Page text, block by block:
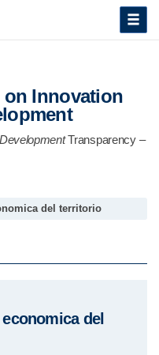
Toggle
on Innovation
Transparency –
del territorio
del